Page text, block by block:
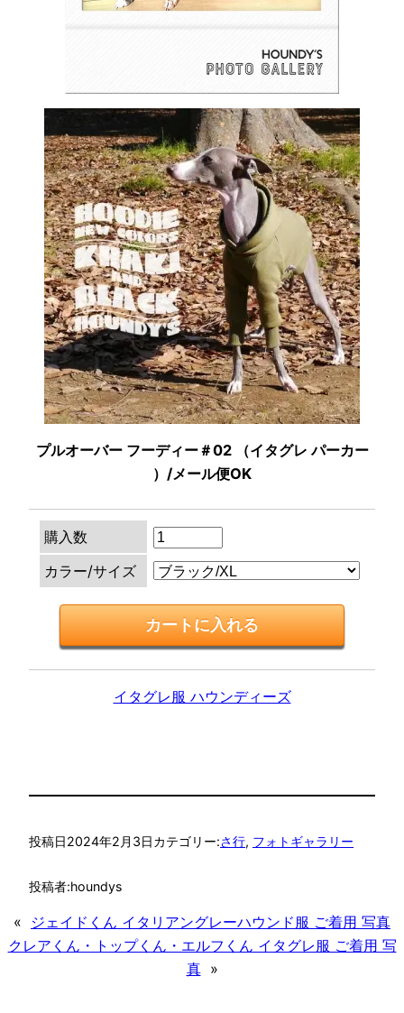
プルオーバー フーディー＃02 （イタグレ パーカー
）/メール便OK
購入数
カラー/サイズ
イタグレ服 ハウンディーズ
投稿日2024年2月3日カテゴリー:さ行, フォトギャラリー
投稿者:houndys
«
ジェイドくん イタリアングレーハウンド服 ご着用 写真
クレアくん・トップくん・エルフくん イタグレ服 ご着用 写
真 »